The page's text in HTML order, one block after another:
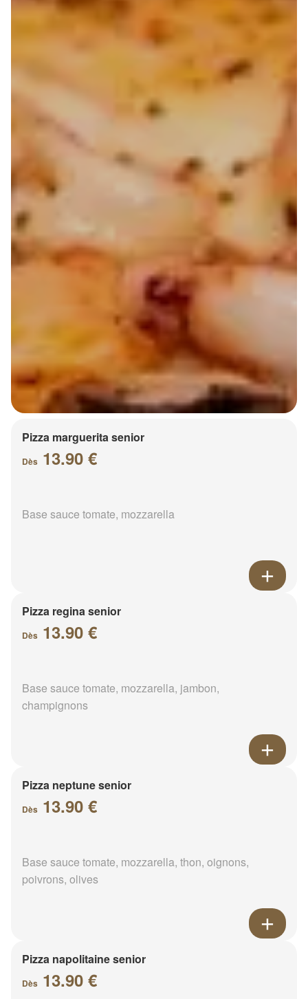
Pizza marguerita senior
Dès 13.90 €
Base sauce tomate, mozzarella
Pizza regina senior
Dès 13.90 €
Base sauce tomate, mozzarella, jambon,
champignons
Pizza neptune senior
Dès 13.90 €
Base sauce tomate, mozzarella, thon, oignons,
poivrons, olives
Pizza napolitaine senior
Dès 13.90 €